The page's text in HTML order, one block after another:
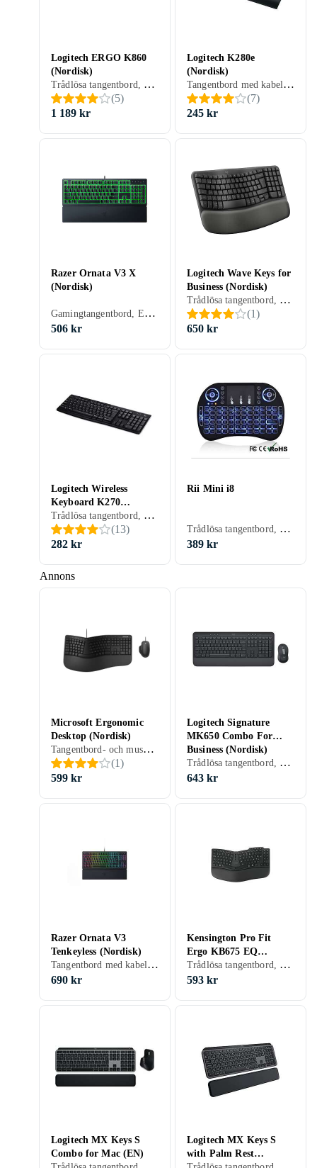
Annons
Logitech ERGO K860
(Nordisk)
Trådlösa tangentbord, Mekaniska tangentbord, Ergonomiska tangentbord, Scissor switch , Nordisk, PC, Mac, Surfplattor, Ergonomiskt
(5)
1 189 kr
Logitech K280e
(Nordisk)
Tangentbord med kabel, Ergonomiska tangentbord, Membran, Nordisk, PC, Surfplattor, Standard
(7)
245 kr
Razer Ornata V3 X
(Nordisk)
Gamingtangentbord, Ergonomiska tangentbord, Membran, Nordisk, PC, Ergonomiskt
506 kr
Logitech Wave Keys for
Business (Nordisk)
Trådlösa tangentbord, Ergonomiska tangentbord, Membran, Nordisk, PC, Mac, Ergonomiskt
(1)
650 kr
Logitech Wireless
Keyboard K270
(Nordisk)
Trådlösa tangentbord, Gamingtangentbord, Ergonomiska tangentbord, Dome switch, Nordisk, PC, Standard
(13)
282 kr
Rii Mini i8
Trådlösa tangentbord, Gamingtangentbord, Tangentbord- och muspaket, Ergonomiska tangentbord, Tangentbord för surfplattor, Xbox 360, PC, PS3, SmartTV, Surfplattor, Ergonomiskt
389 kr
Microsoft Ergonomic
Desktop (Nordisk)
Tangentbord- och muspaket, Ergonomiska tangentbord, Membran, Nordisk, PC, Ergonomiskt
(1)
599 kr
Logitech Signature
MK650 Combo For
Business (Nordisk)
Trådlösa tangentbord, Tangentbord- och muspaket, Ergonomiska tangentbord, Membran, Nordisk, PC, Mac, Ergonomiskt
643 kr
Razer Ornata V3
Tenkeyless (Nordisk)
Tangentbord med kabel, Gamingtangentbord, Mekaniska tangentbord, Ergonomiska tangentbord, Membran, Nordisk, PC, TKL (tenkeyless/kompakt)
690 kr
Kensington Pro Fit
Ergo KB675 EQ
(Nordic)
Trådlösa tangentbord, Tangentbord med kabel, Tangentbord- och muspaket, Ergonomiska tangentbord, Membran, PC, Mac, TKL (tenkeyless/kompakt)
593 kr
Logitech MX Keys S
Combo for Mac (EN)
Logitech MX Keys S
with Palm Rest